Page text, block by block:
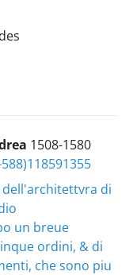
1508-1580
di
un breue
ordini, & di
che sono piu